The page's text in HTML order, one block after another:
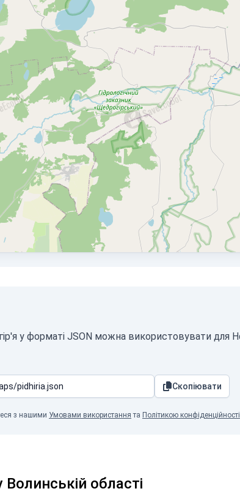
у форматі JSON можна використовувати
Скопіювати
з нашими Умовами використання та Політикою конфіденційності
Волинській області